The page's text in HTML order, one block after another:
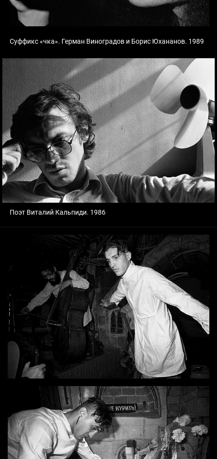
Суффикс «чка». Герман Виноградов и Борис Юхананов. 1989
Поэт Виталий Кальпиди. 1986